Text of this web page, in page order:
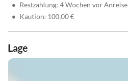
• Restzahlung: 4 Wochen vor Anreise
• Kaution: 100,00 €
Lage